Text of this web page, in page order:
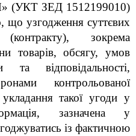
(УКТ ЗЕД 1512199010)
що узгодження суттєвих
зокрема
товарів, обсягу, умов
та відповідальності,
контрольованої
такої угоди у
зазначена у
із фактичною